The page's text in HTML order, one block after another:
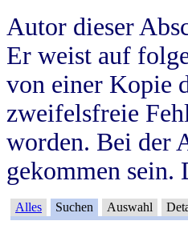
Autor dieser
Er weist auf
von einer Kopie
zweifelsfreie
worden. Bei der
gekommen
Alles Suchen Auswahl